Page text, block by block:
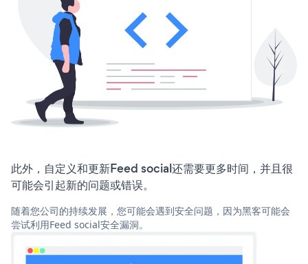
此外，自定义和更新Feed social还需要更多时间，并且很
可能会引起新的问题或错误。
随着您公司的持续发展，您可能会遇到安全问题，因为黑客可能会
尝试利用Feed social安全漏洞。